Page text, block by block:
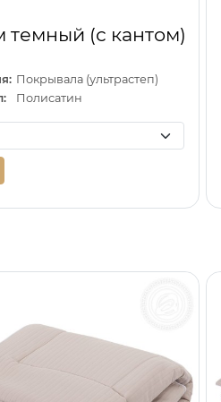
(с кантом)
Покрывала (ультрастеп)
Полисатин